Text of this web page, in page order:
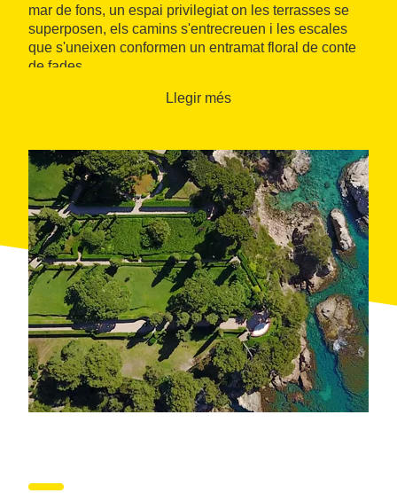
mar de fons, un espai privilegiat on les terrasses se
superposen, els camins s'entrecreuen i les escales
que s'uneixen conformen un entramat floral de conte
de fades.
Llegir més